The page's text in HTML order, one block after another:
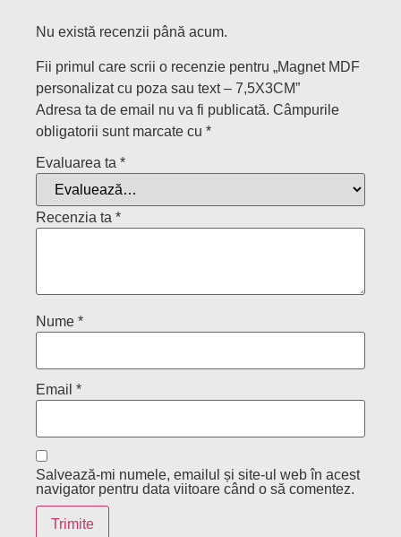
Nu există recenzii până acum.
Fii primul care scrii o recenzie pentru „Magnet MDF
personalizat cu poza sau text – 7,5X3CM”
Adresa ta de email nu va fi publicată. Câmpurile
obligatorii sunt marcate cu *
Evaluarea ta *
Recenzia ta *
Nume *
Email *
Salvează-mi numele, emailul și site-ul web în acest
navigator pentru data viitoare când o să comentez.